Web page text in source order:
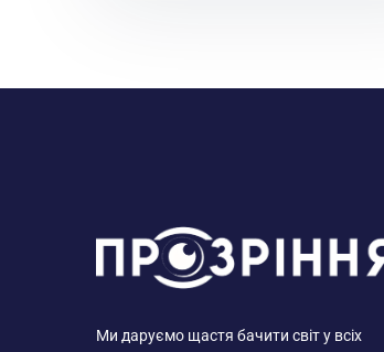
Ми даруємо щастя бачити світ у всіх